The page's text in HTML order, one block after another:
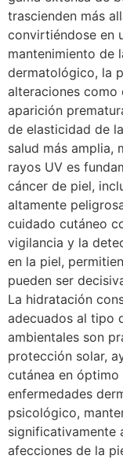
trascienden más
convirtiéndose en
mantenimiento de
dermatológico, la
alteraciones como
aparición
de elasticidad de
salud más amplia,
rayos UV es
cáncer de piel,
altamente
cuidado cutáneo
vigilancia y la
en la piel,
pueden ser
La hidratación
adecuados al tipo
ambientales son
protección solar,
cutánea en
enfermedades
psicológico,
significativamente
afecciones de la